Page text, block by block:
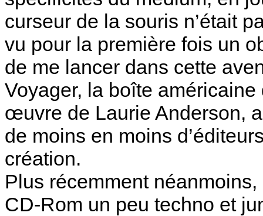
curseur de la souris n’était
vu pour la première fois un
de me lancer dans cette
Voyager, la boîte
œuvre de Laurie Anderson,
de moins en moins
création.
Plus récemment
CD-Rom un peu techno et